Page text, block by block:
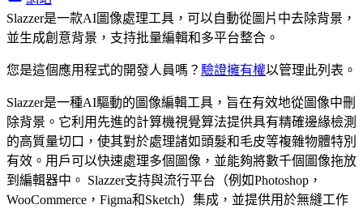
Slazzer是一款AI圖像處理工具，可以自動從圖片中去除背景，
並生成創意背景，支持批量編輯和多平台整合。
您是這個應用程式的開發人員嗎？ 驗證擁有權以管理此列表。
Slazzer是一種AI驅動的圖像編輯工具，旨在有效地從圖像中刪
除背景。它利用先進的計算機視覺算法提供具有精確邊緣檢測
的高質量切口，使其對於處理諸如頭髮和毛皮等複雜物體特別
有效。用戶可以快速處理多個圖像，並能夠將數千個圖像拖放
到編輯器中。 Slazzer支持與流行平台（例如Photoshop，
WooCommerce，Figma和Sketch）集成，並提供用於無縫工作